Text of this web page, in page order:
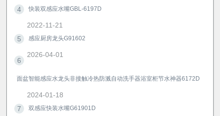
4
快装双感应水嘴GBL-6197D
2022-11-21
5
感应厨房龙头G91602
2026-04-01
6
面盆智能感应水龙头非接触冷热防溅自动洗手器浴室柜节水神器6172D
2024-01-18
7
双感应快装水嘴G61901D